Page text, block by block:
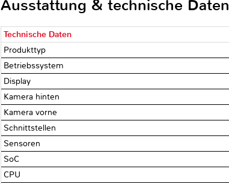
Ausstattung & technische Daten
Technische Daten
Produkttyp
Betriebssystem
Display
Kamera hinten
Kamera vorne
Schnittstellen
Sensoren
SoC
CPU